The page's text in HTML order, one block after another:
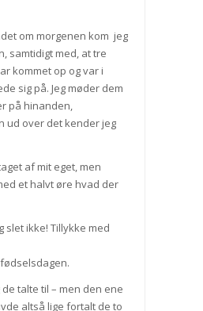
om morgenen kom jeg
samtidigt med, at tre
kommet op og var i
sig på. Jeg møder dem
på hinanden,
ud over det kender jeg
af mit eget, men
et halvt øre hvad der
slet ikke! Tillykke med
talte til – men den ene
altså lige fortalt de to